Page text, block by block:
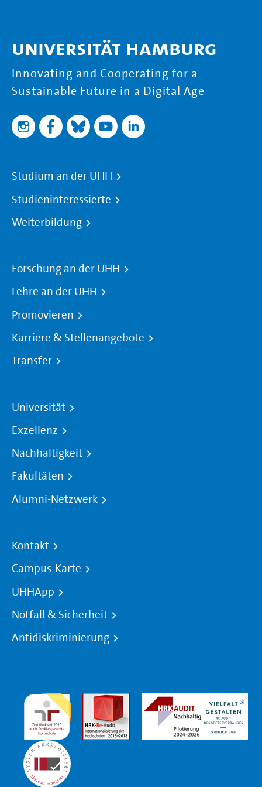
Universität Hamburg
Innovating and Cooperating for a
Sustainable Future in a Digital Age
Studium an der UHH
Studieninteressierte
Weiterbildung
Forschung an der UHH
Lehre an der UHH
Promovieren
Karriere & Stellenangebote
Transfer
Universität
Exzellenz
Nachhaltigkeit
Fakultäten
Alumni-Netzwerk
Kontakt
Campus-Karte
UHHApp
Notfall & Sicherheit
Antidiskriminierung